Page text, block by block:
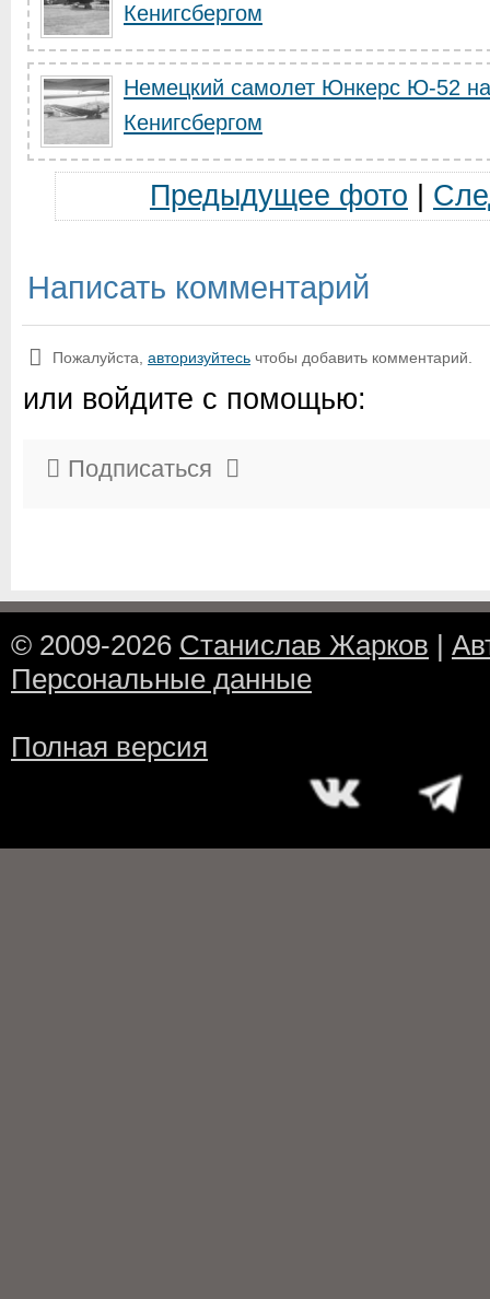
Кенигсбергом
Немецкий самолет Юнкерс Ю-52
Кенигсбергом
Предыдущее фото
Написать комментарий
Пожалуйста, авторизуйтесь чтобы добавить комментарий.
или войдите с помощью:
Подписаться
© 2009-2026 Станислав Жарков |
Персональные данные
Полная версия